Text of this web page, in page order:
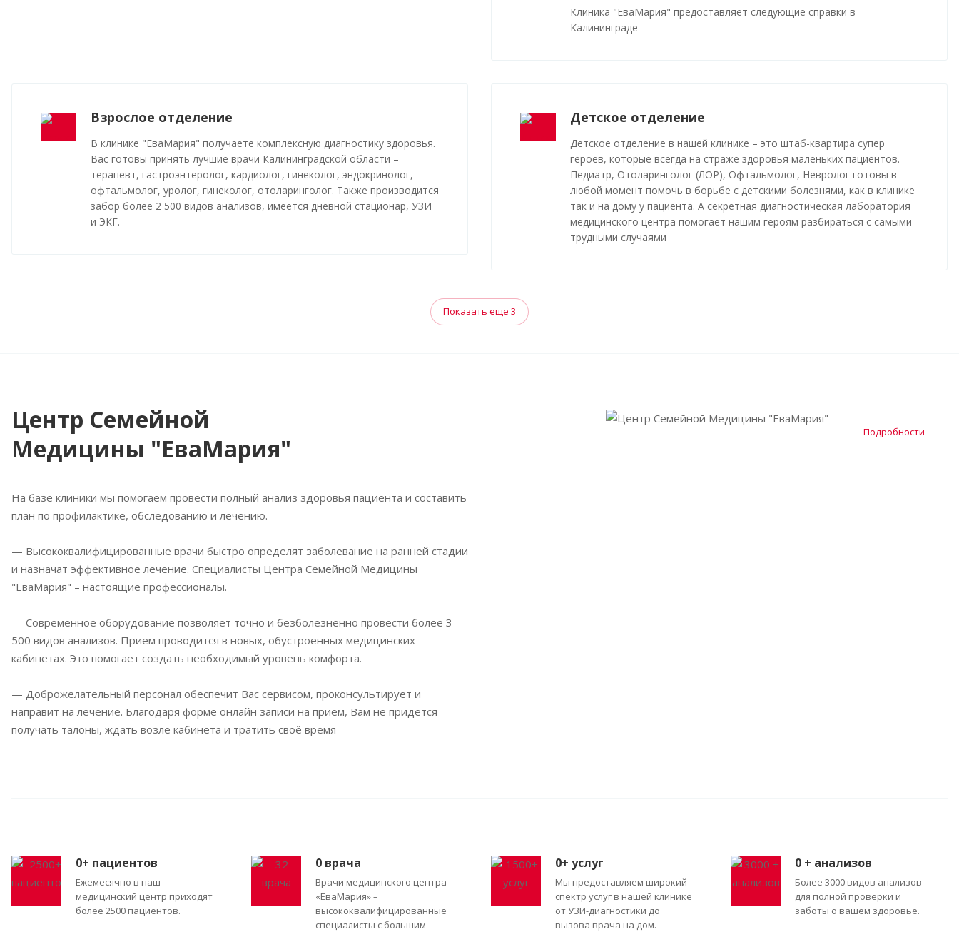
Клиника "ЕваМария" предоставляет следующие справки в
Калининграде
Взрослое отделение
В клинике "ЕваМария" получаете комплексную диагностику здоровья.
Вас готовы принять лучшие врачи Калининградской области –
терапевт, гастроэнтеролог, кардиолог, гинеколог, эндокринолог,
офтальмолог, уролог, гинеколог, отоларинголог. Также производится
забор более 2 500 видов анализов, имеется дневной стационар, УЗИ
и ЭКГ.
Детское отделение
Детское отделение в нашей клинике – это штаб-квартира супер
героев, которые всегда на страже здоровья маленьких пациентов.
Педиатр, Отоларинголог (ЛОР), Офтальмолог, Невролог готовы в
любой момент помочь в борьбе с детскими болезнями, как в клинике
так и на дому у пациента. А секретная диагностическая лаборатория
медицинского центра помогает нашим героям разбираться с самыми
трудными случаями
Показать еще 3
Центр Семейной
Медицины "ЕваМария"
На базе клиники мы помогаем провести полный анализ здоровья пациента и составить
план по профилактике, обследованию и лечению.
— Высококвалифицированные врачи быстро определят заболевание на ранней стадии
и назначат эффективное лечение. Специалисты Центра Семейной Медицины
"ЕваМария" – настоящие профессионалы.
— Современное оборудование позволяет точно и безболезненно провести более 3
500 видов анализов. Прием проводится в новых, обустроенных медицинских
кабинетах. Это помогает создать необходимый уровень комфорта.
— Доброжелательный персонал обеспечит Вас сервисом, проконсультирует и
направит на лечение. Благодаря форме онлайн записи на прием, Вам не придется
получать талоны, ждать возле кабинета и тратить своё время
Подробности
0+ пациентов
Ежемесячно в наш
медицинский центр приходят
более 2500 пациентов.
0 врача
Врачи медицинского центра
«ЕваМария» –
высококвалифицированные
специалисты с большим
0+ услуг
Мы предоставляем широкий
спектр услуг в нашей клинике
от УЗИ-диагностики до
вызова врача на дом.
0 + анализов
Более 3000 видов анализов
для полной проверки и
заботы о вашем здоровье.